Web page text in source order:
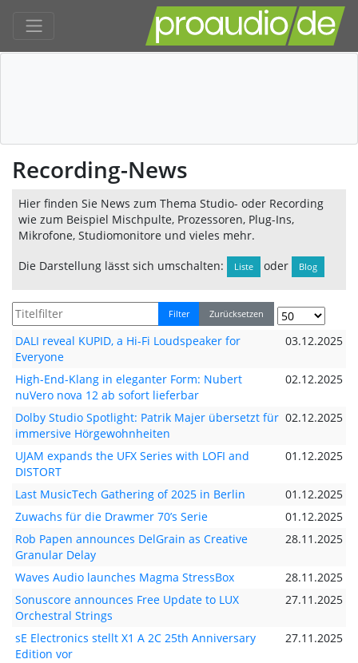
Recording-News
Hier finden Sie News zum Thema Studio- oder Recording
wie zum Beispiel Mischpulte, Prozessoren, Plug-Ins,
Mikrofone, Studiomonitore und vieles mehr.
Die Darstellung lässt sich umschalten:
Liste oder Blog
Filter Zurücksetzen
DALI reveal KUPID, a Hi-Fi Loudspeaker for
Everyone
03.12.2025
High-End-Klang in eleganter Form: Nubert
nuVero nova 12 ab sofort lieferbar
02.12.2025
Dolby Studio Spotlight: Patrik Majer übersetzt für
immersive Hörgewohnheiten
02.12.2025
UJAM expands the UFX Series with LOFI and
DISTORT
01.12.2025
Last MusicTech Gathering of 2025 in Berlin
01.12.2025
Zuwachs für die Drawmer 70’s Serie
01.12.2025
Rob Papen announces DelGrain as Creative
Granular Delay
28.11.2025
Waves Audio launches Magma StressBox
28.11.2025
Sonuscore announces Free Update to LUX
Orchestral Strings
27.11.2025
sE Electronics stellt X1 A 2C 25th Anniversary
Edition vor
27.11.2025